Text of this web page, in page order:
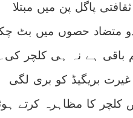
پاگل پن میں مبتلا
متضاد حصوں میں بٹ
باقی ہے نہ ہی کلچر
غیرت بریگیڈ کو بری لگی
کا مظاہرہ کرتے